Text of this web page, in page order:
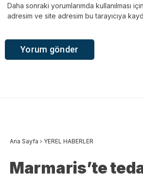
Daha sonraki yorumlarımda kullanılması
adresim ve site adresim bu tarayıcıya
Ana Sayfa › YEREL HABERLER
Marmaris’te